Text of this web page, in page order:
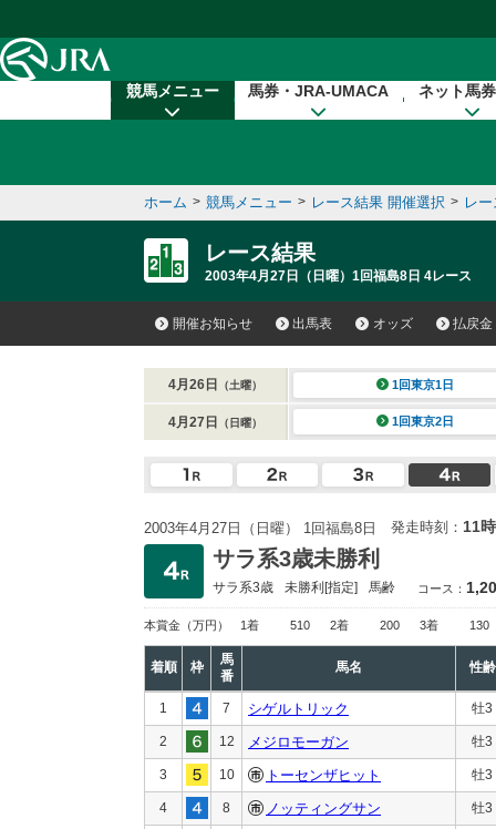
競馬メニュー 馬券・JRA-UMACA ネット馬
ホーム > 競馬メニュー > レース結果 開催選択 > レ
レース結果
2003年4月27日（日曜）1回福島8日 4レース
開催お知らせ 出馬表 オッズ 払戻金
4月26日 （土曜） 1回東京1日
4月27日 （日曜） 1回東京2日
2003年4月27日（日曜） 1回福島8日 発走時刻： 11
サラ系3歳未勝利
サラ系3歳 未勝利[指定] 馬齢 コース：
本賞金 （万円） 1着 510 2着 200 3着 130
着順 枠
馬
番
馬名 性齢
1 7 シゲルトリック 牡3
2 12 メジロモーガン 牡3
3 10 トーセンザヒット 牡3
4 8 ノッティングサン 牡3